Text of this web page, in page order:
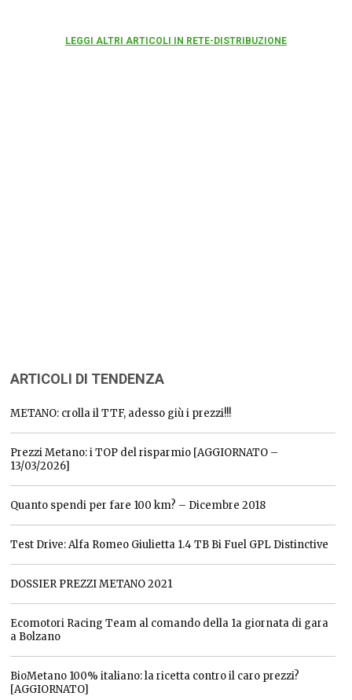
LEGGI ALTRI ARTICOLI IN RETE-DISTRIBUZIONE
ARTICOLI DI TENDENZA
METANO: crolla il TTF, adesso giù i prezzi!!!
Prezzi Metano: i TOP del risparmio [AGGIORNATO –
13/03/2026]
Quanto spendi per fare 100 km? – Dicembre 2018
Test Drive: Alfa Romeo Giulietta 1.4 TB Bi Fuel GPL Distinctive
DOSSIER PREZZI METANO 2021
Ecomotori Racing Team al comando della 1a giornata di gara
a Bolzano
BioMetano 100% italiano: la ricetta contro il caro prezzi?
[AGGIORNATO]